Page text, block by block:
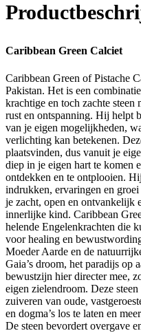
aantal
Caribbean Green Calciet
Caribbean Green of Pistache
Pakistan. Het is een
krachtige en toch zachte
rust en ontspanning. Hij helpt
van je eigen mogelijkheden,
verlichting kan betekenen.
plaatsvinden, dus vanuit je
diep in je eigen hart te komen
ontdekken en te ontplooien.
indrukken, ervaringen en
je zacht, open en ontvankelijk
innerlijke kind. Caribbean
helende Engelenkrachten die
voor healing en
Moeder Aarde en de
Gaia’s droom, het paradijs op
bewustzijn hier directer mee,
eigen zielendroom. Deze
zuiveren van oude,
en dogma’s los te laten en
De steen bevordert overgave